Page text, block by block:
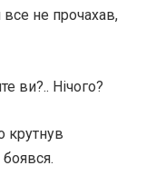
все не прочахав,
ви?.. Нічого?
крутнув